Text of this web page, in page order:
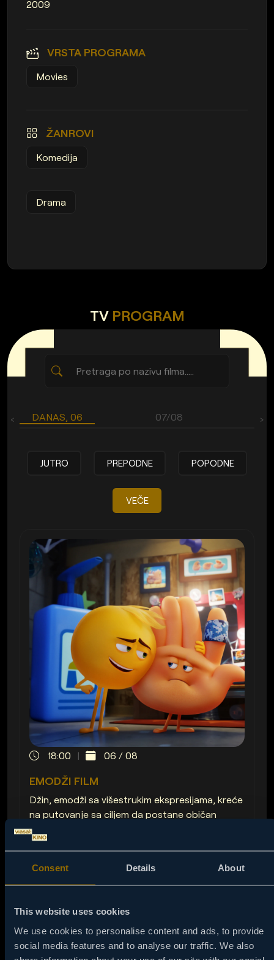
Consent Details About
This website uses cookies
We use cookies to personalise content and ads, to provide
social media features and to analyse our traffic. We also
2009
VRSTA PROGRAMA
Movies
ŽANROVI
Komedija
Drama
TV PROGRAM
DANAS, 06 07/08
‹ ›
JUTRO PREPODNE POPODNE
VEČE
18:00 06 / 08
EMODŽI FILM
Džin, emodži sa višestrukim ekspresijama, kreće
na putovanje sa ciljem da postane običan
emodži.